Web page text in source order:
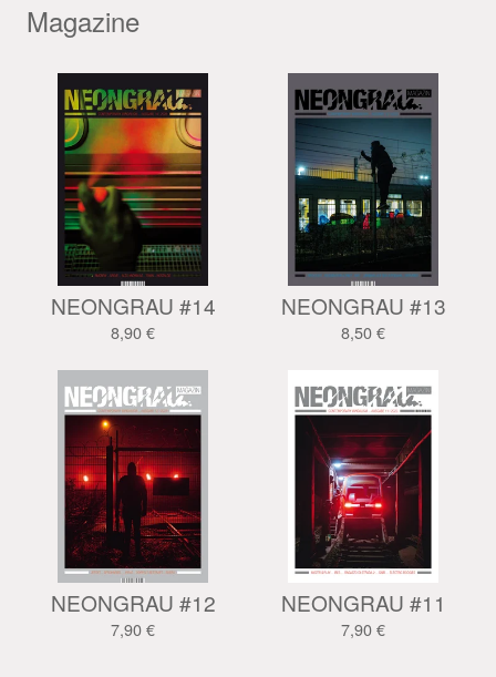
Magazine
NEONGRAU #14
8,90€
NEONGRAU #13
8,50€
NEONGRAU #12
7,90€
NEONGRAU #11
7,90€